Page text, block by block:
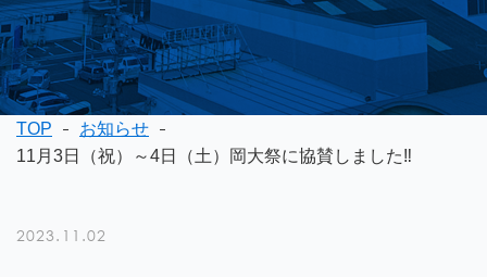
TOP
お知らせ
11月3日（祝）～4日（土）岡大祭に協賛しました‼
2023.11.02